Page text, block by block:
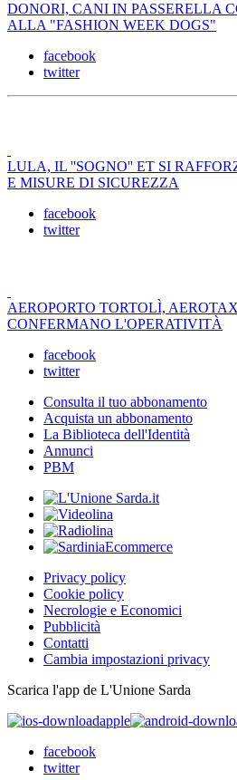
DONORI, CANI IN PASSERELLA
ALLA "FASHION WEEK DOGS"
facebook
twitter
LULA, IL ''SOGNO'' ET SI
E MISURE DI SICUREZZA
facebook
twitter
AEROPORTO TORTOLÌ,
CONFERMANO L'OPERATIVITÀ
facebook
twitter
Consulta il tuo abbonamento
Acquista un abbonamento
La Biblioteca dell'Identità
Annunci
PBM
Privacy policy
Cookie policy
Necrologie e Economici
Pubblicità
Contatti
Cambia impostazioni privacy
Scarica l'app de L'Unione Sarda
apple
facebook
twitter